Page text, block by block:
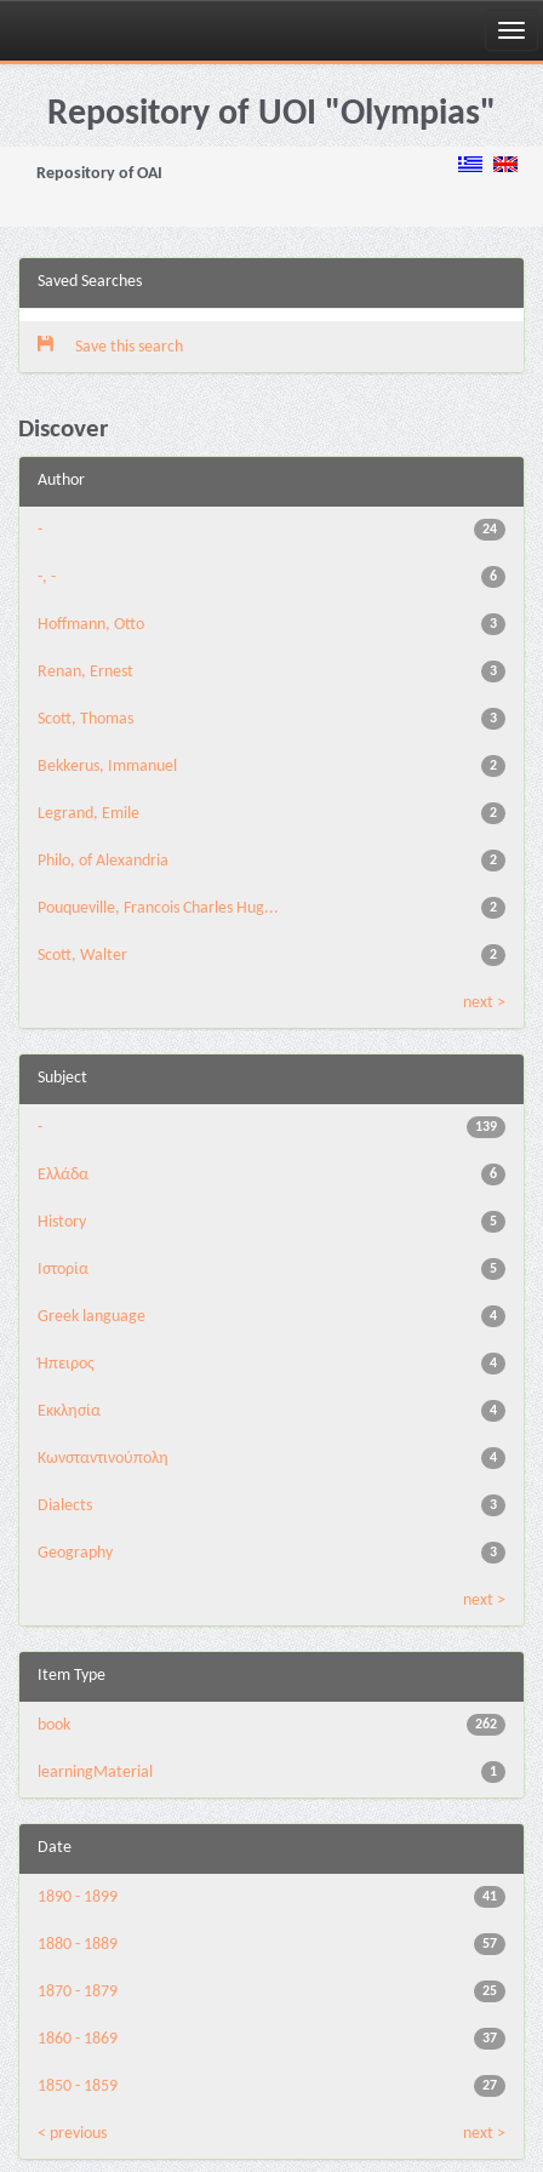
Skip
navigationRepository of UOI "Olympias"
Repository of OAI
Saved Searches
Save this search
Discover
Author
24
-
6
-, -
3
Hoffmann, Otto
3
Renan, Ernest
3
Scott, Thomas
2
Bekkerus, Immanuel
2
Legrand, Emile
2
Philo, of Alexandria
2
Pouqueville, Francois Charles Hug...
2
Scott, Walter
next >
Subject
139
-
6
Ελλάδα
5
History
5
Ιστορία
4
Greek language
4
Ήπειρος
4
Εκκλησία
4
Κωνσταντινούπολη
3
Dialects
3
Geography
next >
Item Type
262
book
1
learningMaterial
Date
41
1890 - 1899
57
1880 - 1889
25
1870 - 1879
37
1860 - 1869
27
1850 - 1859
< previous next >